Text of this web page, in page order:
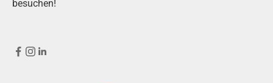
besuchen!